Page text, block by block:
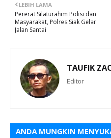
LEBIH LAMA
Pererat Silaturahim Polisi dan
Masyarakat, Polres Siak Gelar
Jalan Santai
TAUFIK
Editor
ANDA MUNGKIN